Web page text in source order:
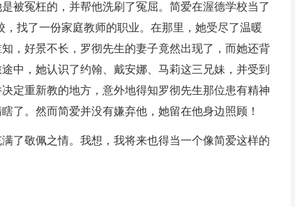
被冤枉的，并帮他洗刷了冤屈。简爱在渥德学校当了
找了一份家庭教师的职业。在那里，她受尽了温暖
，好景不长，罗彻先生的妻子竟然出现了，而她还背
中，她认识了约翰、戴安娜、马莉这三兄妹，并受到
定重新教的地方，意外地得知罗彻先生那位患有精神
了。然而简爱并没有嫌弃他，她留在他身边照顾！
了敬佩之情。我想，我将来也得当一个像简爱这样的